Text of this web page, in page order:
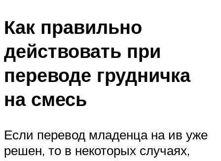
Как правильно
действовать при
переводе грудничка
на смесь
Если перевод младенца на ив уже
решен, то в некоторых случаях,